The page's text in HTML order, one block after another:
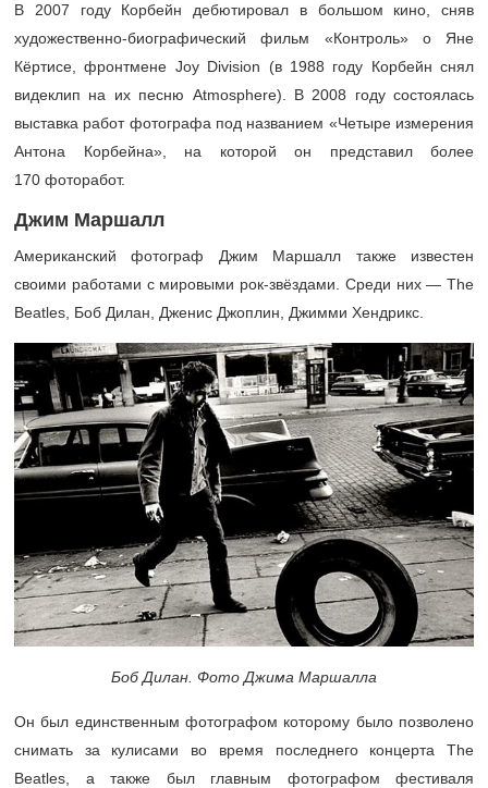
В 2007 году Корбейн дебютировал в большом кино, сняв
художественно-биографический фильм «Контроль» о Яне
Кёртисе, фронтмене Joy Division (в 1988 году Корбейн снял
видеклип на их песню Atmosphere). В 2008 году состоялась
выставка работ фотографа под названием «Четыре измерения
Антона Корбейна», на которой он представил более
170 фоторабот.
Джим Маршалл
Американский фотограф Джим Маршалл также известен
своими работами с мировыми рок-звёздами. Среди них — The
Beatles, Боб Дилан, Дженис Джоплин, Джимми Хендрикс.
Боб Дилан. Фото Джима Маршалла
Он был единственным фотографом которому было позволено
снимать за кулисами во время последнего концерта The
Beatles, а также был главным фотографом фестиваля